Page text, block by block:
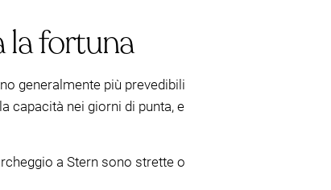
la fortuna
generalmente più prevedibili
capacità nei giorni di punta, e
a Stern sono strette o